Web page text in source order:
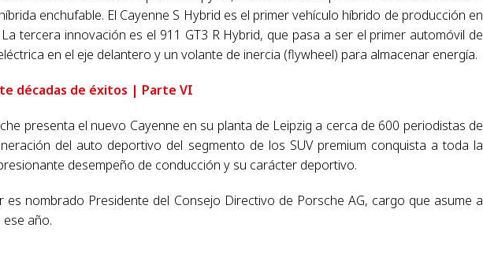
enchufable. El Cayenne S Hybrid es el primer vehículo híbrido de producción en
tercera innovación es el 911 GT3 R Hybrid, que pasa a ser el primer automóvil de
en el eje delantero y un volante de inercia (flywheel) para almacenar energía.
décadas de éxitos | Parte VI
presenta el nuevo Cayenne en su planta de Leipzig a cerca de 600 periodistas de
del auto deportivo del segmento de los SUV premium conquista a toda la
desempeño de conducción y su carácter deportivo.
es nombrado Presidente del Consejo Directivo de Porsche AG, cargo que asume a
año.